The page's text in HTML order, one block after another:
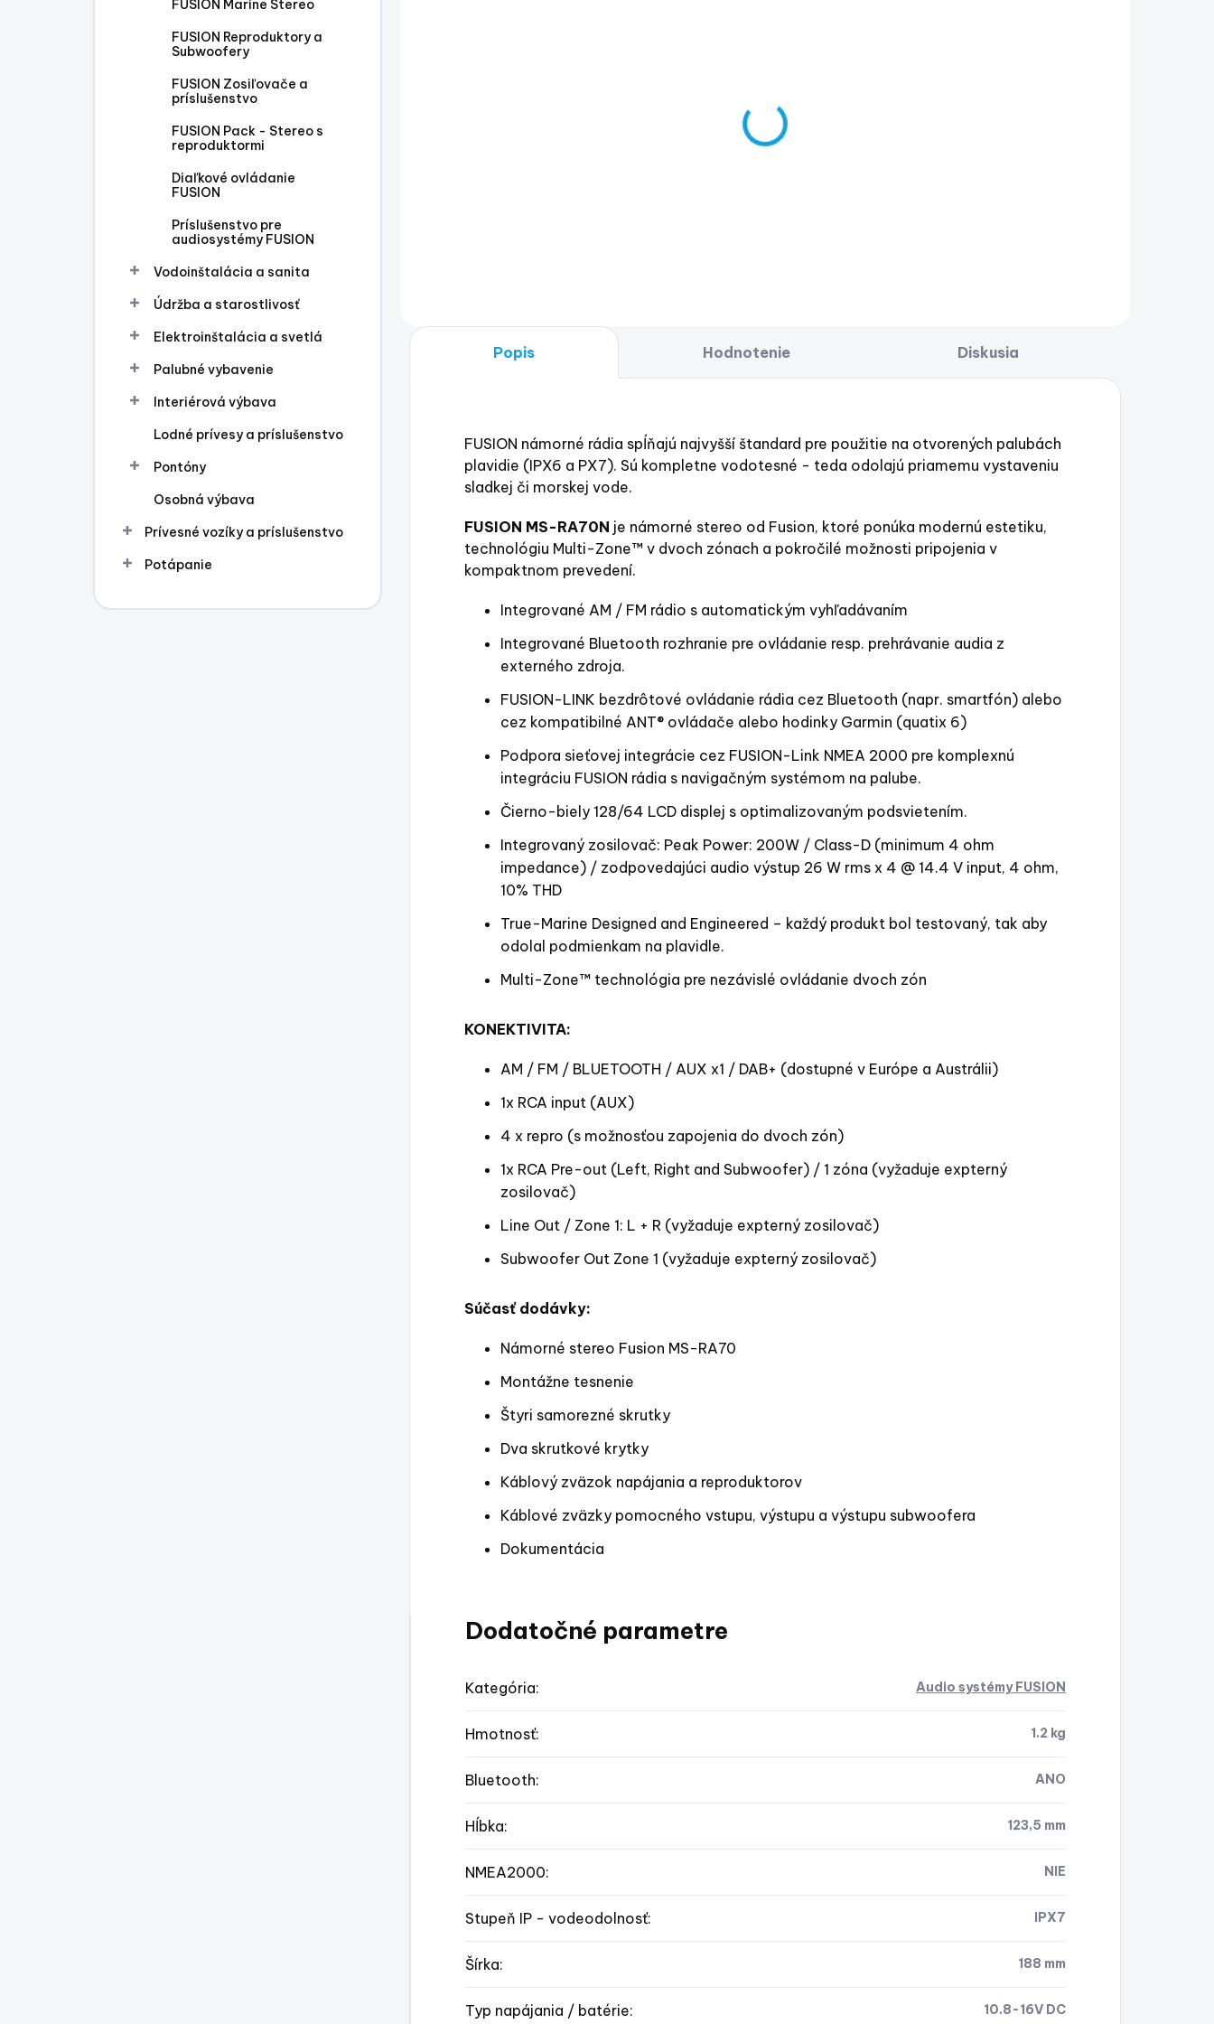
FUSION Marine Stereo
FUSION Reproduktory a
Subwoofery
FUSION Zosiľovače a
príslušenstvo
FUSION Pack - Stereo s
reproduktormi
Diaľkové ovládanie
FUSION
Príslušenstvo pre
audiosystémy FUSION
Vodoinštalácia a sanita
Údržba a starostlivosť
Elektroinštalácia a svetlá
Palubné vybavenie
Interiérová výbava
Lodné prívesy a príslušenstvo
Pontóny
Osobná výbava
Prívesné vozíky a príslušenstvo
Potápanie
Popis Hodnotenie Diskusia
FUSION námorné rádia spĺňajú najvyšší štandard pre použitie na otvorených palubách
plavidie (IPX6 a PX7). Sú kompletne vodotesné - teda odolajú priamemu vystaveniu
sladkej či morskej vode.
FUSION MS-RA70N je námorné stereo od Fusion, ktoré ponúka modernú estetiku,
technológiu Multi-Zone™ v dvoch zónach a pokročilé možnosti pripojenia v
kompaktnom prevedení.
Integrované AM / FM rádio s automatickým vyhľadávaním
Integrované Bluetooth rozhranie pre ovládanie resp. prehrávanie audia z
externého zdroja.
FUSION-LINK bezdrôtové ovládanie rádia cez Bluetooth (napr. smartfón) alebo
cez kompatibilné ANT® ovládače alebo hodinky Garmin (quatix 6)
Podpora sieťovej integrácie cez FUSION-Link NMEA 2000 pre komplexnú
integráciu FUSION rádia s navigačným systémom na palube.
Čierno-biely 128/64 LCD displej s optimalizovaným podsvietením.
Integrovaný zosilovač: Peak Power: 200W / Class-D (minimum 4 ohm
impedance) / zodpovedajúci audio výstup 26 W rms x 4 @ 14.4 V input, 4 ohm,
10% THD
True-Marine Designed and Engineered – každý produkt bol testovaný, tak aby
odolal podmienkam na plavidle.
Multi-Zone™ technológia pre nezávislé ovládanie dvoch zón
KONEKTIVITA:
AM / FM / BLUETOOTH / AUX x1 / DAB+ (dostupné v Európe a Austrálii)
1x RCA input (AUX)
4 x repro (s možnosťou zapojenia do dvoch zón)
1x RCA Pre-out (Left, Right and Subwoofer) / 1 zóna (vyžaduje expterný
zosilovač)
Line Out / Zone 1: L + R (vyžaduje expterný zosilovač)
Subwoofer Out Zone 1 (vyžaduje expterný zosilovač)
Súčasť dodávky:
Námorné stereo Fusion MS-RA70
Montážne tesnenie
Štyri samorezné skrutky
Dva skrutkové krytky
Káblový zväzok napájania a reproduktorov
Káblové zväzky pomocného vstupu, výstupu a výstupu subwoofera
Dokumentácia
Dodatočné parametre
Kategória: Audio systémy FUSION
Hmotnosť: 1.2 kg
Bluetooth: ANO
Hĺbka: 123,5 mm
NMEA2000: NIE
Stupeň IP - vodeodolnosť: IPX7
Šírka: 188 mm
Typ napájania / batérie: 10.8-16V DC